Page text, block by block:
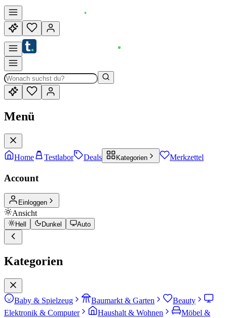
Menü
Home Testlabor Deals Kategorien Merkzettel
Account
Einloggen
Ansicht
Hell Dunkel Auto
Kategorien
Baby & Spielzeug Baumarkt & Garten
Beauty
Elektronik & Computer
Haushalt & Wohnen
Möbel &